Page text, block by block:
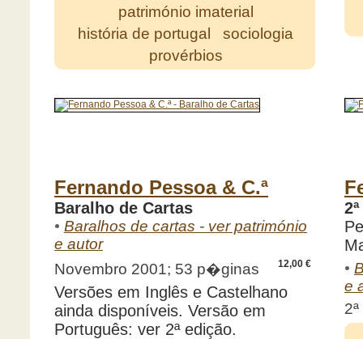
património imaterial
história de portugal
sociologia
provérbios
Fernando Pessoa & C.ª
Baralho de Cartas
• Baralhos de cartas - ver património
e autor
12,00 €
Novembro 2001; 53 p�ginas
Versões em Inglês e Castelhano
ainda disponíveis. Versão em
Português: ver 2ª edição.
•
e
2ª